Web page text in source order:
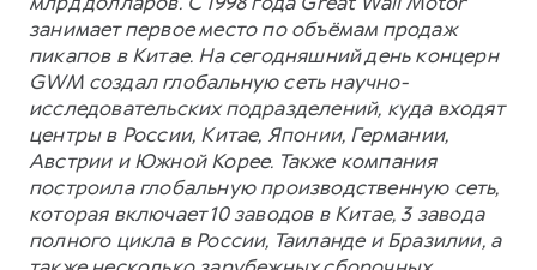
занимает первое место по объёмам продаж
пикапов в Китае. На сегодняшний день концерн
GWM создал глобальную сеть научно-
исследовательских подразделений, куда входят
центры в России, Китае, Японии, Германии,
Австрии и Южной Корее. Также компания
построила глобальную производственную сеть,
которая включает 10 заводов в Китае, 3 завода
полного цикла в России, Таиланде и Бразилии, а